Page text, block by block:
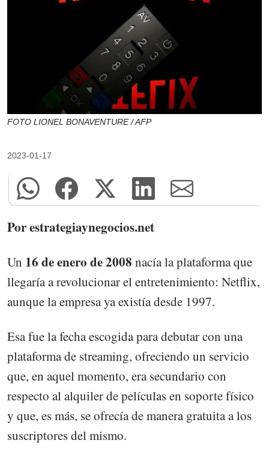
FOTO LIONEL BONAVENTURE / AFP
2023-01-17
Por estrategiaynegocios.net
Un 16 de enero de 2008 nacía la plataforma que
llegaría a revolucionar el entretenimiento: Netflix,
aunque la empresa ya existía desde 1997.
Esa fue la fecha escogida para debutar con una
plataforma de streaming, ofreciendo un servicio
que, en aquel momento, era secundario con
respecto al alquiler de películas en soporte físico
y que, es más, se ofrecía de manera gratuita a los
suscriptores del mismo.